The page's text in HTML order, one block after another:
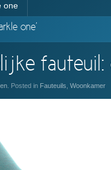
one
one’
fauteuil:
. Posted in Fauteuils Woonkamer